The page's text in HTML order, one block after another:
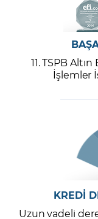
11. TSPB
İşlemler
KREDİ
Uzun vadeli